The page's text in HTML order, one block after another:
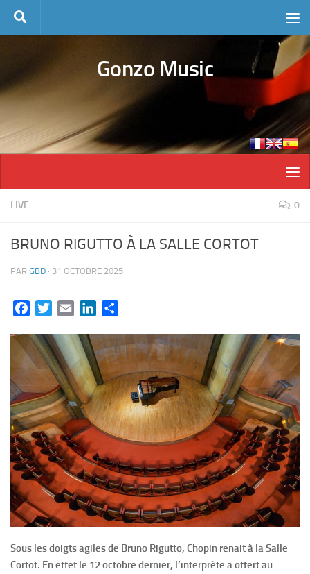
Skip to content
Gonzo Music
LIVE 0
BRUNO RIGUTTO À LA SALLE CORTOT
PAR GBD · 31 OCTOBRE 2025
FacebookTwitterEmail LinkedIn
Sous les doigts agiles de Bruno Rigutto, Chopin renait à la Salle
Cortot. En effet le 12 octobre dernier, l’interprète a offert au